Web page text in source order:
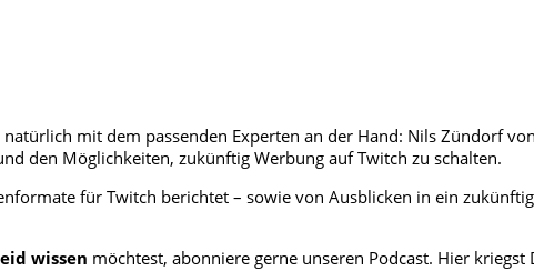
mit dem passenden Experten an der Hand: Nils Zündorf
den Möglichkeiten, zukünftig Werbung auf Twitch zu schalten.
für Twitch berichtet – sowie von Ausblicken in ein
wissen möchtest, abonniere gerne unseren Podcast. Hier